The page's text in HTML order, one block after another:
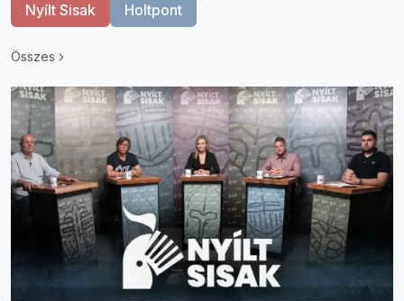
Nyílt Sisak Holtpont
Összes